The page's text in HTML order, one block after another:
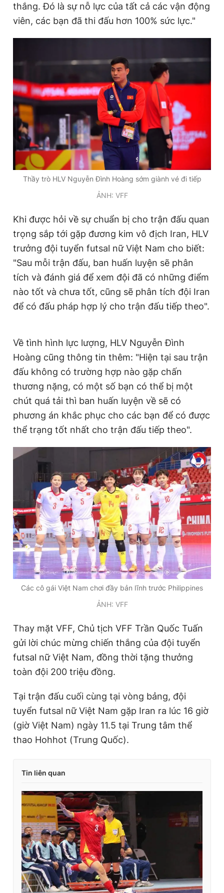
Giấy phép xuất bản số 110/GP - BTTTT cấp ngày 24.3.2020
© 2003-2026 Bản quyền thuộc về Báo Thanh Niên. Cấm sao
chép dưới mọi hình thức nếu không có sự chấp thuận bằng văn
thắng. Đó là sự nỗ lực của tất cả các vận động
viên, các bạn đã thi đấu hơn 100% sức lực."
Thầy trò HLV Nguyễn Đình Hoàng sớm giành vé đi tiếp
ẢNH: VFF
Khi được hỏi về sự chuẩn bị cho trận đấu quan
trọng sắp tới gặp đương kim vô địch Iran, HLV
trưởng đội tuyển futsal nữ Việt Nam cho biết:
"Sau mỗi trận đấu, ban huấn luyện sẽ phân
tích và đánh giá để xem đội đã có những điểm
nào tốt và chưa tốt, cũng sẽ phân tích đội Iran
để có đấu pháp hợp lý cho trận đấu tiếp theo".
Về tình hình lực lượng, HLV Nguyễn Đình
Hoàng cũng thông tin thêm: "Hiện tại sau trận
đấu không có trường hợp nào gặp chấn
thương nặng, có một số bạn có thể bị một
chút quá tải thì ban huấn luyện về sẽ có
phương án khắc phục cho các bạn để có được
thể trạng tốt nhất cho trận đấu tiếp theo".
Các cô gái Việt Nam chơi đầy bản lĩnh trước Philippines
ẢNH: VFF
Thay mặt VFF, Chủ tịch VFF Trần Quốc Tuấn
gửi lời chúc mừng chiến thắng của đội tuyển
futsal nữ Việt Nam, đồng thời tặng thưởng
toàn đội 200 triệu đồng.
Tại trận đấu cuối cùng tại vòng bảng, đội
tuyển futsal nữ Việt Nam gặp Iran ra lúc 16 giờ
(giờ Việt Nam) ngày 11.5 tại Trung tâm thể
thao Hohhot (Trung Quốc).
Tin liên quan